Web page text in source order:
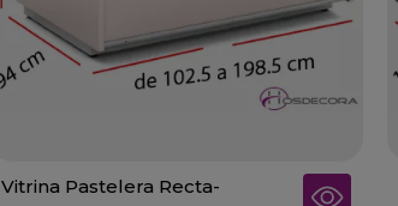
Vitrina Pastelera Recta-